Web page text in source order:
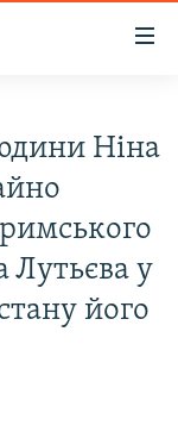
Нiна
Лутьєва у
його